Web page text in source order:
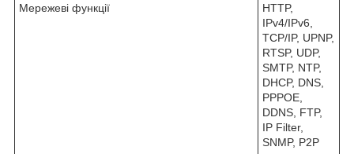
Мережеві функції
HTTP,
IPv4/IPv6,
TCP/IP, UPNP,
RTSP, UDP,
SMTP, NTP,
DHCP, DNS,
PPPOE,
DDNS, FTP,
IP Filter,
SNMP, P2P